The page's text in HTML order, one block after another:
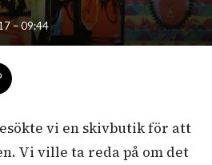
– 09:44
vi en skivbutik för att
Vi ville ta reda på om det